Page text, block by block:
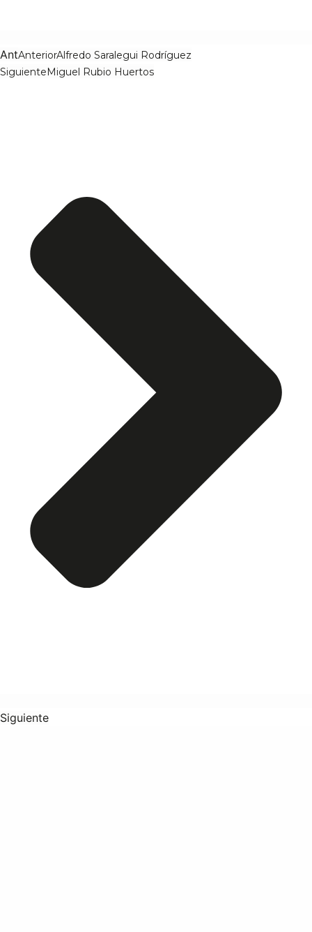
AntAnteriorAlfredo Saralegui Rodríguez
SiguienteMiguel Rubio Huertos
Siguiente